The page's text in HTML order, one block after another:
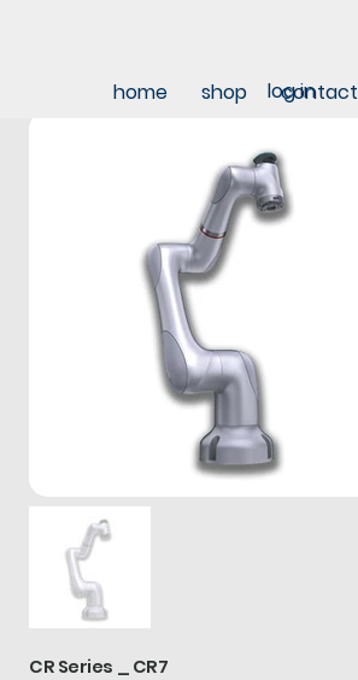
home shop contact
log in
CR Series _ CR7